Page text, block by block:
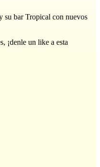
su bar Tropical con nuevos
¡denle un like a esta